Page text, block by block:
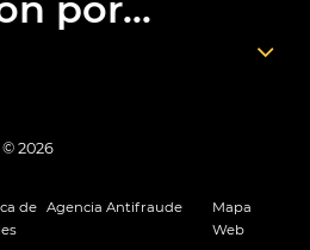
© 2026
de Agencia Antifraude
Mapa
Web